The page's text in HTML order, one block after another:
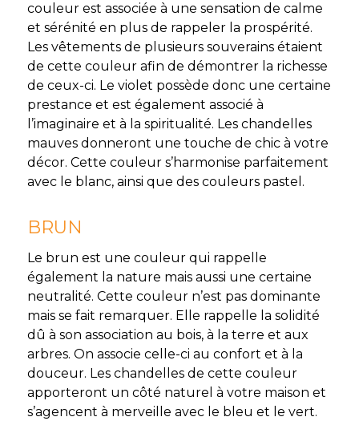
couleur est associée à une sensation de calme
et sérénité en plus de rappeler la prospérité.
Les vêtements de plusieurs souverains étaient
de cette couleur afin de démontrer la richesse
de ceux-ci. Le violet possède donc une certaine
prestance et est également associé à
l’imaginaire et à la spiritualité. Les chandelles
mauves donneront une touche de chic à votre
décor. Cette couleur s’harmonise parfaitement
avec le blanc, ainsi que des couleurs pastel.
BRUN
Le brun est une couleur qui rappelle
également la nature mais aussi une certaine
neutralité. Cette couleur n’est pas dominante
mais se fait remarquer. Elle rappelle la solidité
dû à son association au bois, à la terre et aux
arbres. On associe celle-ci au confort et à la
douceur. Les chandelles de cette couleur
apporteront un côté naturel à votre maison et
s’agencent à merveille avec le bleu et le vert.